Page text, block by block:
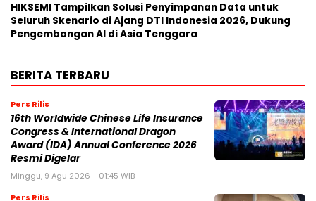
HIKSEMI Tampilkan Solusi Penyimpanan Data untuk
Seluruh Skenario di Ajang DTI Indonesia 2026, Dukung
Pengembangan AI di Asia Tenggara
BERITA TERBARU
Pers Rilis
16th Worldwide Chinese Life Insurance
Congress & International Dragon
Award (IDA) Annual Conference 2026
Resmi Digelar
Minggu, 9 Agu 2026 - 01:45 WIB
Pers Rilis